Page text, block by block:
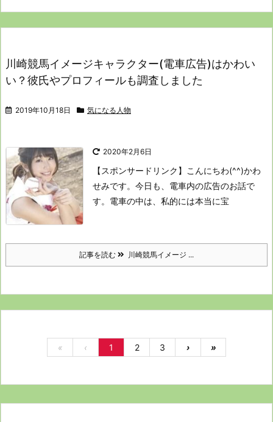
川崎競馬イメージキャラクター(電車広告)はかわい
い？彼氏やプロフィールも調査しました
2019年10月18日 気になる人物
2020年2月6日
【スポンサードリンク】
こんにちわ(^^)かわ
せみです。 今日も、電車内の広告のお話で
す。 電車の中は、私的には本当に宝
記事を読む 川崎競馬イメージ ...
« ‹ 1 2 3 › »